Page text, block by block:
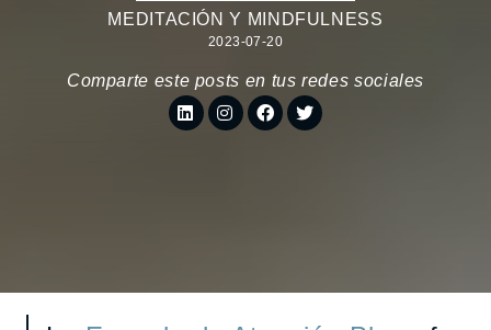
MEDITACIÓN Y MINDFULNESS
2023-07-20
Comparte este posts en tus redes sociales